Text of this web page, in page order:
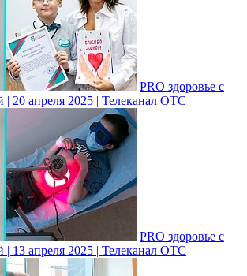
PRO здоровье с
20 апреля 2025 | Телеканал ОТС
PRO здоровье с
13 апреля 2025 | Телеканал ОТС